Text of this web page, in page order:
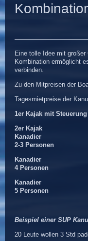
Eine tolle Idee mit
Kombination ermöglicht
verbinden.
Zu den Mitpreisen der
Tagesmietpreise der
1er Kajak mit
2er Kajak
Kanadier
2-3 Personen
Kanadier
4 Personen
Kanadier
5 Personen
Beispiel einer SUP
20 Leute wollen 3 Std